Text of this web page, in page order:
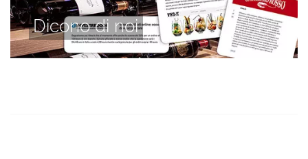
Dicono di noi